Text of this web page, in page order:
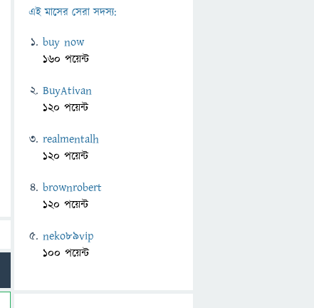
এই মাসের সেরা সদস্য:
buy now
160 পয়েন্ট
BuyAtivan
120 পয়েন্ট
realmentalh
120 পয়েন্ট
brownrobert
120 পয়েন্ট
neko89vip
100 পয়েন্ট